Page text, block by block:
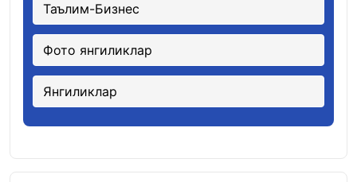
Таълим-Бизнес
Фото янгиликлар
Янгиликлар